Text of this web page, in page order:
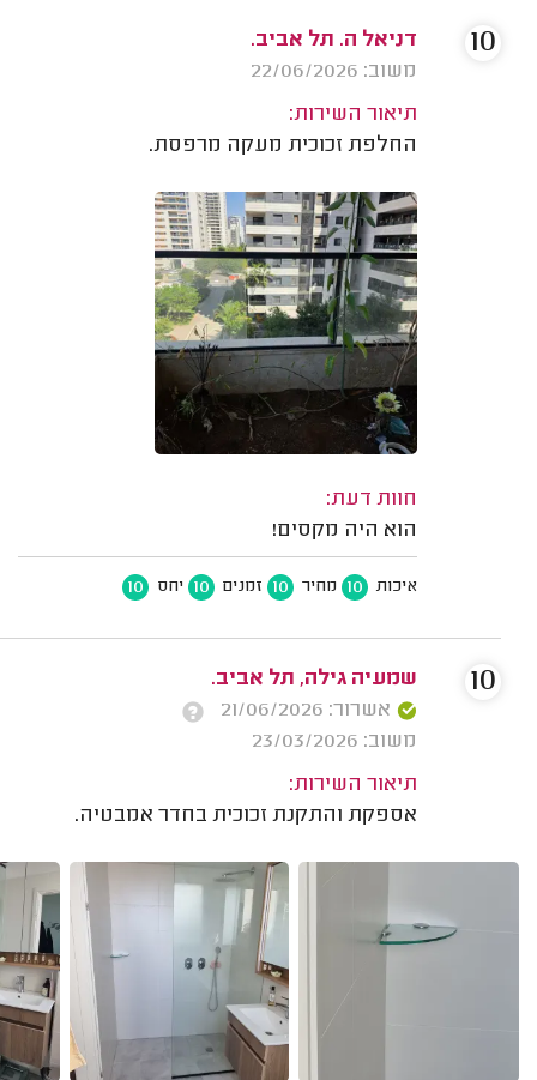
דניאל ה. תל אביב.
משוב: 22/06/2026
תיאור השירות:
החלפת זכוכית מעקה מרפסת.
חוות דעת:
הוא היה מקסים!
איכות 10 מחיר 10 זמנים 10 יחס 10
10
שמעיה גילה, תל אביב.
אשרור: 21/06/2026
משוב: 23/03/2026
תיאור השירות:
אספקת והתקנת זכוכית בחדר אמבטיה.
10